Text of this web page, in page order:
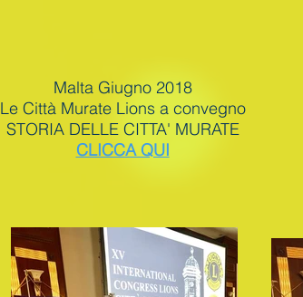
Malta Giugno 2018
Le Città Murate Lions a convegno
STORIA DELLE CITTA' MURATE
CLICCA QUI